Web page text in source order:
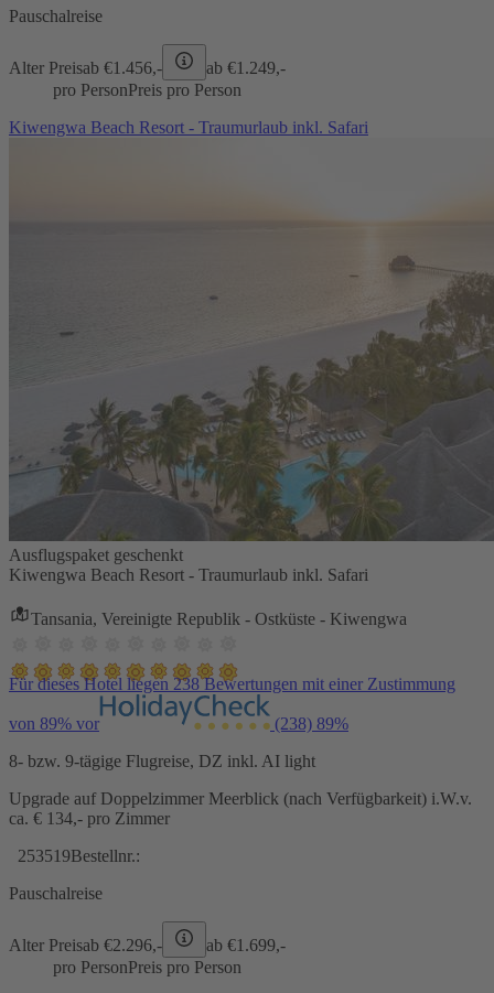
Pauschalreise
Alter Preisab €1.456,- ab €1.249,-
pro PersonPreis pro Person
Kiwengwa Beach Resort - Traumurlaub inkl. Safari
Ausflugspaket geschenkt
Kiwengwa Beach Resort - Traumurlaub inkl. Safari
Tansania, Vereinigte Republik - Ostküste - Kiwengwa
Für dieses Hotel liegen 238 Bewertungen mit einer Zustimmung
von 89% vor (238) 89%
8- bzw. 9-tägige Flugreise, DZ inkl. AI light
Upgrade auf Doppelzimmer Meerblick (nach Verfügbarkeit) i.W.v.
ca. € 134,- pro Zimmer
253519Bestellnr.:
Pauschalreise
Alter Preisab €2.296,- ab €1.699,-
pro PersonPreis pro Person